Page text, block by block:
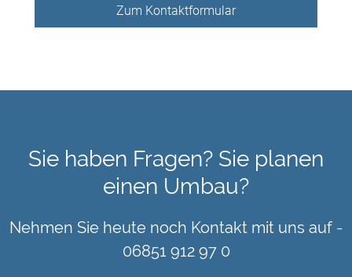
Zum Kontaktformular
Sie haben Fragen? Sie planen
einen Umbau?
Nehmen Sie heute noch Kontakt mit uns auf -
06851 912 97 0